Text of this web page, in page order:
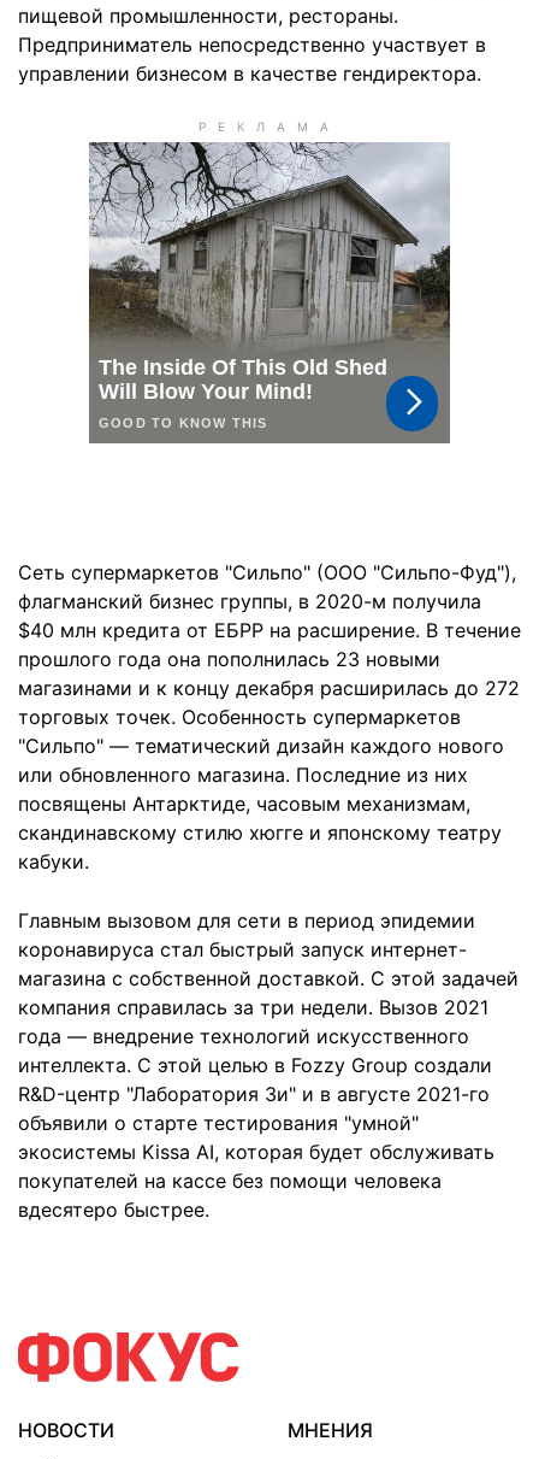
пищевой промышленности, рестораны.
Предприниматель непосредственно участвует в
управлении бизнесом в качестве гендиректора.
Сеть супермаркетов "Сильпо" (ООО "Сильпо-Фуд"),
флагманский бизнес группы, в 2020-м получила
$40 млн кредита от ЕБРР на расширение. В течение
прошлого года она пополнилась 23 новыми
магазинами и к концу декабря расширилась до 272
торговых точек. Особенность супермаркетов
"Сильпо" — тематический дизайн каждого нового
или обновленного магазина. Последние из них
посвящены Антарктиде, часовым механизмам,
скандинавскому стилю хюгге и японскому театру
кабуки.
Главным вызовом для сети в период эпидемии
коронавируса стал быстрый запуск интернет-
магазина с собственной доставкой. С этой задачей
компания справилась за три недели. Вызов 2021
года — внедрение технологий искусственного
интеллекта. С этой целью в Fozzy Group создали
R&D-центр "Лаборатория Зи" и в августе 2021-го
объявили о старте тестирования "умной"
экосистемы Kissa AI, которая будет обслуживать
покупателей на кассе без помощи человека
вдесятеро быстрее.
НОВОСТИ
МНЕНИЯ